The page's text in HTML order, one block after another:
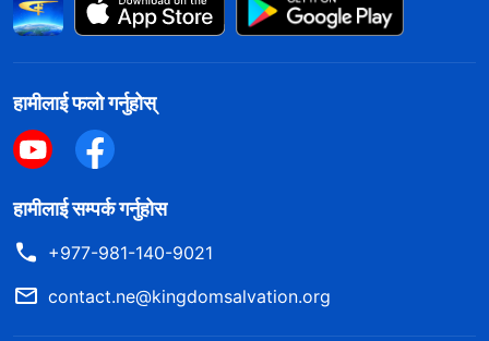
हामीलाई फलो गर्नुहोस्
हामीलाई सम्पर्क गर्नुहोस
+977-981-140-9021
contact.ne@kingdomsalvation.org